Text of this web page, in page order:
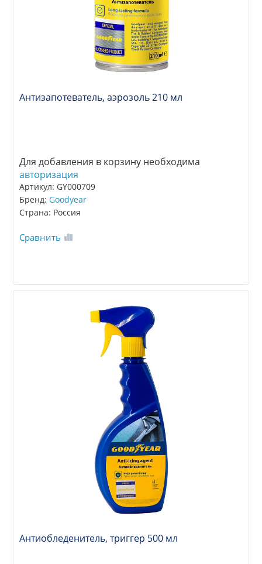
Антизапотеватель, аэрозоль 210 мл
Для добавления в корзину необходима
авторизация
Артикул: GY000709
Бренд:Goodyear
Страна: Россия
Сравнить
Антиобледенитель, триггер 500 мл